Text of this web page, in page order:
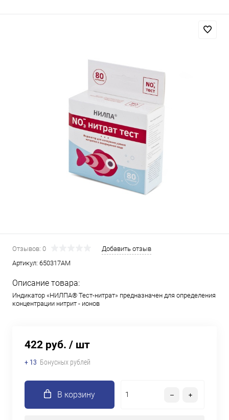
Отзывов: 0
Добавить отзыв
Артикул: 650317АМ
Описание товара:
Индикатор «НИЛПА® Тест-нитрат» предназначен для определения
концентрации нитрит - ионов
422 руб. / шт
+ 13 Бонусных рублей
В корзину